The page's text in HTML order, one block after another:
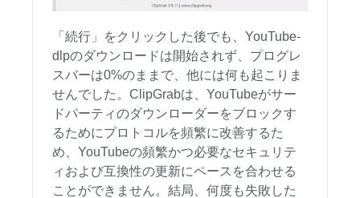
「続行」をクリックした後でも、YouTube-
dlpのダウンロードは開始されず、プログレ
スバーは0%のままで、他には何も起こりま
せんでした。ClipGrabは、YouTubeがサー
ドパーティのダウンローダーをブロックす
るためにプロトコルを頻繁に改善するた
め、YouTubeの頻繁かつ必要なセキュリテ
ィおよび互換性の更新にペースを合わせる
ことができません。結局、何度も失敗した